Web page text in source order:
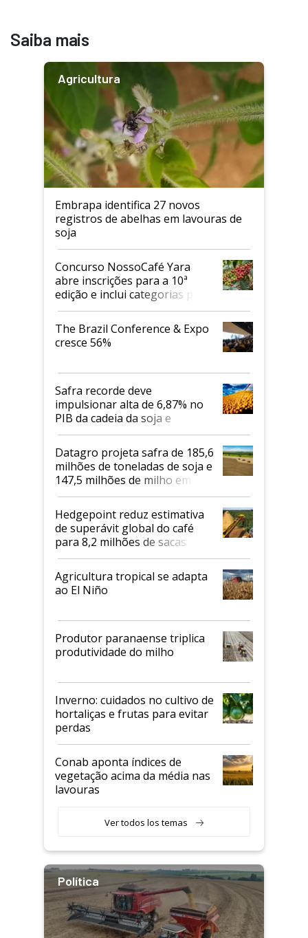
Saiba mais
Agricultura
Embrapa identifica 27 novos
registros de abelhas em lavouras de
soja
Concurso NossoCafé Yara
abre inscrições para a 10ª
edição e inclui categorias para
cafés Canephora
The Brazil Conference & Expo
cresce 56%
Safra recorde deve
impulsionar alta de 6,87% no
PIB da cadeia da soja e
biodiesel em 2026
Datagro projeta safra de 185,6
milhões de toneladas de soja e
147,5 milhões de milho em
2026/27
Hedgepoint reduz estimativa
de superávit global do café
para 8,2 milhões de sacas
Agricultura tropical se adapta
ao El Niño
Produtor paranaense triplica
produtividade do milho
Inverno: cuidados no cultivo de
hortaliças e frutas para evitar
perdas
Conab aponta índices de
vegetação acima da média nas
lavouras
Ver todos los temas
Política